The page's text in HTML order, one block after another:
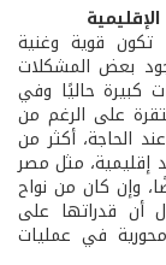
قوية وغنية
بعض المشكلات
كبيرة حاليًا وفي
على الرغم من
الحاجة، أكثر من
إقليمية، مثل مصر
وإن كان من نواح
وغني عن القول أن قدراتها على
في عمليات